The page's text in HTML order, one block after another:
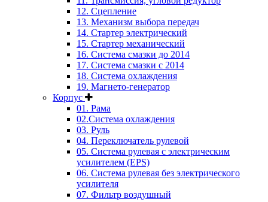
12. Сцепление
13. Механизм выбора передач
14. Стартер электрический
15. Стартер механический
16. Система смазки до 2014
17. Система смазки c 2014
18. Система охлаждения
19. Магнето-генератор
Корпус
01. Рама
02.Система охлаждения
03. Руль
04. Переключатель рулевой
05. Система рулевая с электрическим
усилителем (EPS)
06. Система рулевая без электрического
усилителя
07. Фильтр воздушный